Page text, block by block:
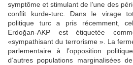
symptôme et stimulant de l’une des
conflit kurde-turc. Dans le virage
politique turc a pris récemment,
Erdoğan-AKP est étiquetée
«sympathisant du terrorisme ». La
parlementaire à l’opposition
d’autres populations marginalisées